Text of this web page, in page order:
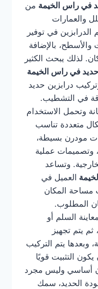
في راس الخيمة من
والعمارات
الدرابزين في توفير
والأسطح، بالإضافة
لذلك يبحث الكثير
في راس الخيمة
درابزين حديد
في التشطيب.
وتحمل الاستخدام
متعددة تناسب
مودرن بسيطة،
وتصميمات عملية
وتساعد
العميل في
مساحة المكان
المطلوب.
السلم أو
يتم تجهيز
وبعدها يتم التركيب
التثبيت قويًا
أساسي وليس مجرد
الحديد، سمك